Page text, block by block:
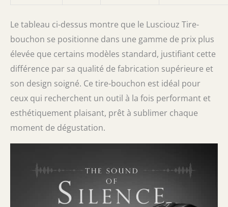
Le tableau ci-dessus montre que le Lusciouz Tire-
bouchon se positionne dans une gamme de prix plus
élevée que certains modèles standard, justifiant cette
différence par sa qualité de fabrication supérieure et
son design soigné. Ce tire-bouchon est idéal pour
ceux qui recherchent un outil à la fois performant et
esthétiquement plaisant, prêt à sublimer chaque
moment de dégustation.